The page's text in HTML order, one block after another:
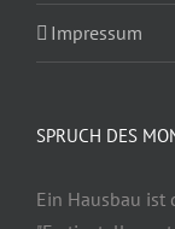
Impressum
SPRUCH DES
Ein Hausbau ist